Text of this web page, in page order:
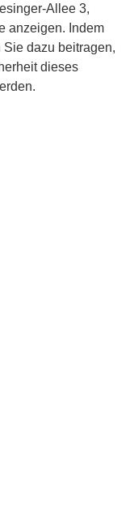
Allee 3,
anzeigen. Indem
dazu beitragen,
dieses